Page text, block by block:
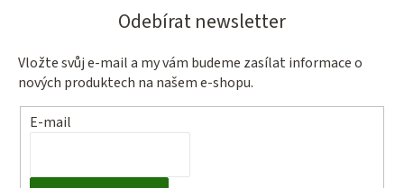
Odebírat newsletter
Vložte svůj e-mail a my vám budeme zasílat informace o
nových produktech na našem e-shopu.
E-mail